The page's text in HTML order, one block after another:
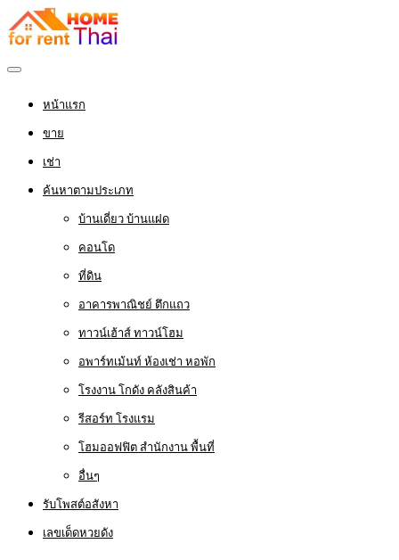
หน้าแรก
ขาย
เช่า
ค้นหาตามประเภท
บ้านเดี่ยว บ้านแฝด
คอนโด
ที่ดิน
อาคารพาณิชย์ ตึกแถว
ทาวน์เฮ้าส์ ทาวน์โฮม
อพาร์ทเม้นท์ ห้องเช่า หอพัก
โรงงาน โกดัง คลังสินค้า
รีสอร์ท โรงแรม
โฮมออฟฟิต สำนักงาน พื้นที่
อื่นๆ
รับโพสต์อสังหา
เลขเด็ดหวยดัง